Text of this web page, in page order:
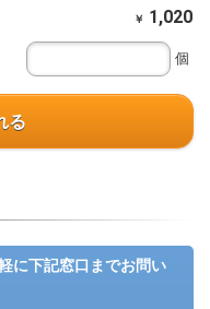
￥ 1,020
個
る
に下記窓口までお問い